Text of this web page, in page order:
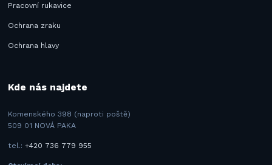
Pracovní rukavice
Ochrana zraku
Ochrana hlavy
Kde nás najdete
Komenského 398 (naproti poště)
509 01 NOVÁ PAKA
tel.:+420 736 779 955